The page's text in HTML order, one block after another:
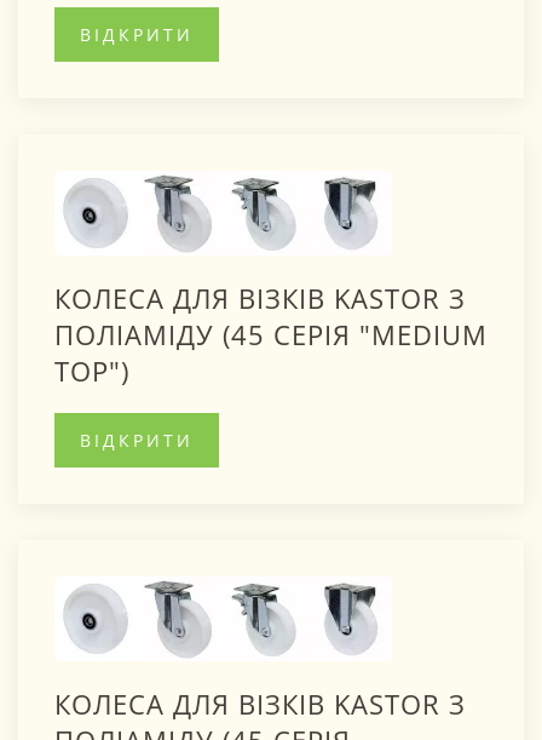
ВІДКРИТИ
КОЛЕСА ДЛЯ ВІЗКІВ KASTOR З
ПОЛІАМІДУ (45 СЕРІЯ "MEDIUM
TOP")
ВІДКРИТИ
КОЛЕСА ДЛЯ ВІЗКІВ KASTOR З